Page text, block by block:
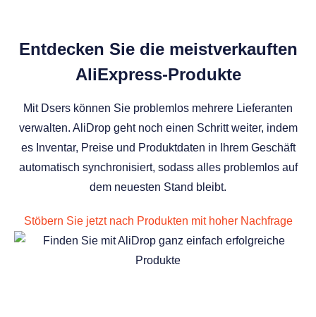
Entdecken Sie die meistverkauften
AliExpress-Produkte
Mit Dsers können Sie problemlos mehrere Lieferanten
verwalten. AliDrop geht noch einen Schritt weiter, indem
es Inventar, Preise und Produktdaten in Ihrem Geschäft
automatisch synchronisiert, sodass alles problemlos auf
dem neuesten Stand bleibt.
Stöbern Sie jetzt nach Produkten mit hoher Nachfrage